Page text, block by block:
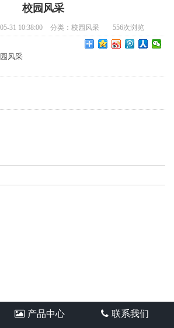
校园风采
31 10:38:00 分类： 校园风采 556次浏览
产品中心 联系我们